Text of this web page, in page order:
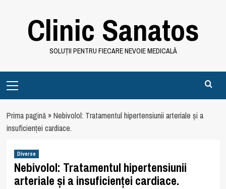
Clinic Sanatos
SOLUȚII PENTRU FIECARE NEVOIE MEDICALĂ
Menu
Prima pagină»Nebivolol: Tratamentul hipertensiunii arteriale și a
insuficienței cardiace.
Diverse
Nebivolol: Tratamentul hipertensiunii
arteriale și a insuficienței cardiace.